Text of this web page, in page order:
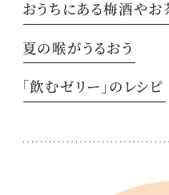
おうちにある梅酒やお
夏の喉がうるおう
「飲むゼリー」のレシピ